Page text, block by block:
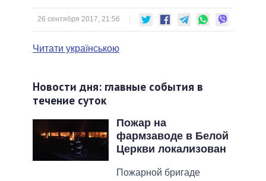
МЭРЫ
ВСЕ ПЕРСОНЫ
СРАВНЕНИЕ ПОЛИТИКОВ
26 сентября 2017, 21:56
Читати українською
Новости дня: главные события в
течение суток
Пожар на
фармзаводе в Белой
Церкви локализован
Пожарной бригаде